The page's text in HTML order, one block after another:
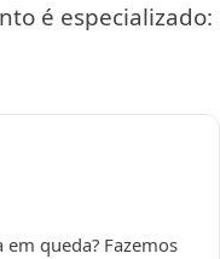
é especializado:
queda? Fazemos